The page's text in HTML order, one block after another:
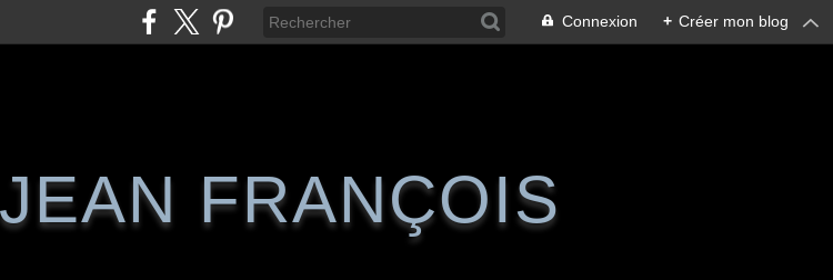
Connexion + Créer mon blog
FRANÇOIS